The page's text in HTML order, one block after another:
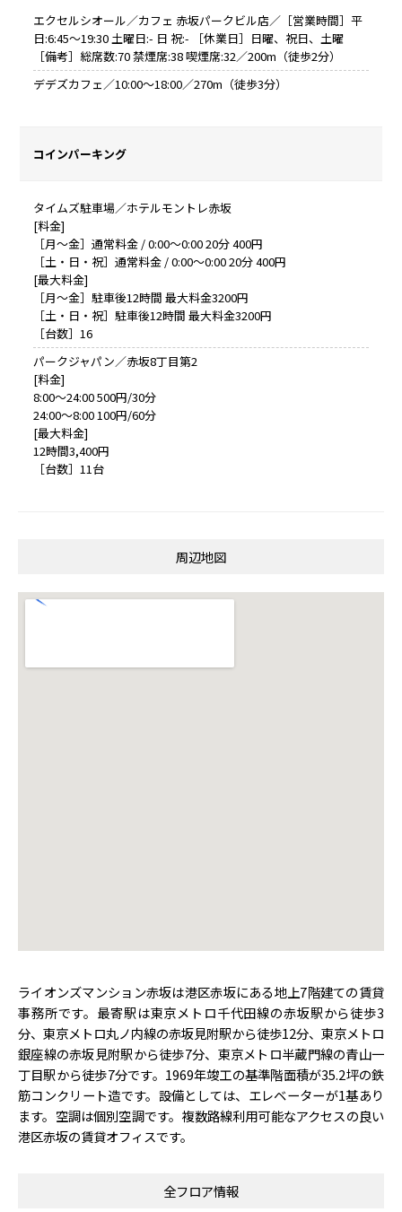
エクセルシオール／カフェ 赤坂パークビル店／［営業時間］平
日:6:45～19:30 土曜日:- 日 祝:- ［休業日］日曜、祝日、土曜
［備考］総席数:70 禁煙席:38 喫煙席:32／200m（徒歩2分）
デデズカフェ／10:00～18:00／270m（徒歩3分）
コインパーキング
タイムズ駐車場／ホテルモントレ赤坂
[料金]
［月～金］通常料金 / 0:00～0:00 20分 400円
［土・日・祝］通常料金 / 0:00～0:00 20分 400円
[最大料金]
［月～金］駐車後12時間 最大料金3200円
［土・日・祝］駐車後12時間 最大料金3200円
［台数］16
パークジャパン／赤坂8丁目第2
[料金]
8:00～24:00 500円/30分
24:00～8:00 100円/60分
[最大料金]
12時間3,400円
［台数］11台
周辺地図
ライオンズマンション赤坂は港区赤坂にある地上7階建ての賃貸
事務所です。最寄駅は東京メトロ千代田線の赤坂駅から徒歩3
分、東京メトロ丸ノ内線の赤坂見附駅から徒歩12分、東京メトロ
銀座線の赤坂見附駅から徒歩7分、東京メトロ半蔵門線の青山一
丁目駅から徒歩7分です。1969年竣工の基準階面積が35.2坪の鉄
筋コンクリート造です。設備としては、エレベーターが1基あり
ます。空調は個別空調です。複数路線利用可能なアクセスの良い
港区赤坂の賃貸オフィスです。
全フロア情報